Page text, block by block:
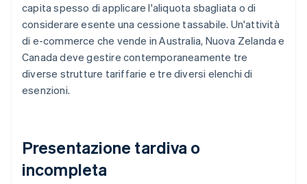
capita spesso di applicare l'aliquota sbagliata o di
considerare esente una cessione tassabile. Un'attività
di e-commerce che vende in Australia, Nuova Zelanda e
Canada deve gestire contemporaneamente tre
diverse strutture tariffarie e tre diversi elenchi di
esenzioni.
Presentazione tardiva o
incompleta